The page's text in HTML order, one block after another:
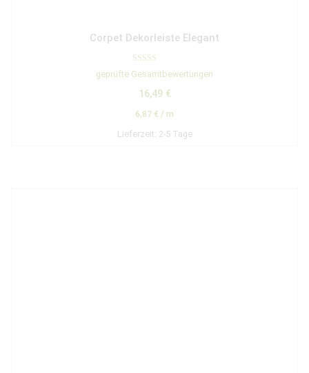
Corpet Dekorleiste Elegant
Bewertet mit
5.00
geprüfte Gesamtbewertungen
16,49 €
6,87 € / m
Lieferzeit: 2-5 Tage